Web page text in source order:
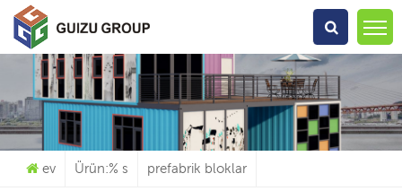
Ne Arıyorsun?
ev Ürün:% s prefabrik bloklar